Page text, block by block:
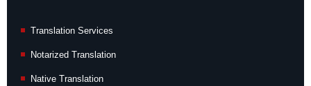
Translation Services
Notarized Translation
Native Translation